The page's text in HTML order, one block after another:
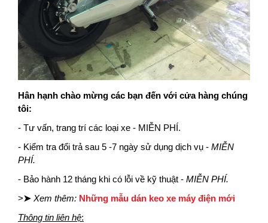
Hân hạnh chào mừng các bạn đến với cửa hàng chúng
tôi:
- Tư vấn, trang trí các loại xe - MIỄN PHÍ.
- Kiểm tra đổi trả sau 5 -7 ngày sử dụng dịch vụ - MIỄN
PHÍ.
- Bảo hành 12 tháng khi có lỗi về kỹ thuật - MIỄN PHÍ.
>➤ Xem thêm: Những mẫu dán keo xe máy điện mới
Thông tin liên hệ: